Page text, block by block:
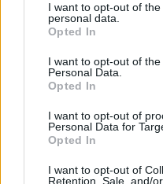
I want to opt-out of
personal data.
Opted In
I want to opt-out of
Personal Data.
Opted In
I want to opt-out of
Personal Data for
Opted In
I want to opt-out of
Retention, Sale, and/
παροδικές νεφώσεις με
καταιγίδες θα
ηπειρωτικά τμήματα
καιρός θα βελτιωθεί.
Η ορατότητα στα δυτικά
κατά τόπους
Οι άνεμοι θα πνέουν